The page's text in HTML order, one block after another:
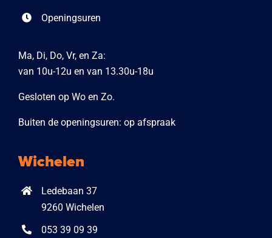
Openingsuren
Ma, Di, Do, Vr, en Za:
van 10u-12u en van 13.30u-18u
Gesloten op Wo en Zo.
Buiten de openingsuren: op afspraak
Wichelen
Ledebaan 37
9260 Wichelen
053 39 09 39